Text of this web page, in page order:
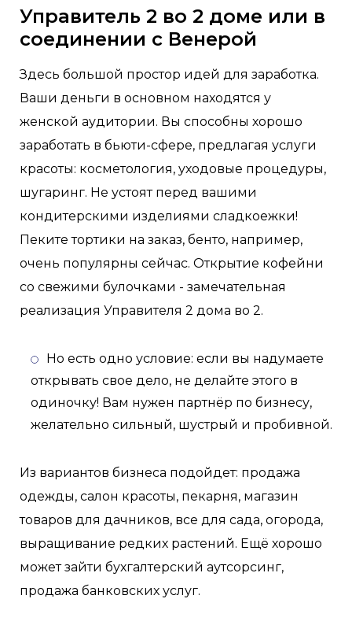
Управитель 2 во 2 доме или в
соединении с Венерой
Здесь большой простор идей для заработка.
Ваши деньги в основном находятся у
женской аудитории. Вы способны хорошо
заработать в бьюти-сфере, предлагая услуги
красоты: косметология, уходовые процедуры,
шугаринг. Не устоят перед вашими
кондитерскими изделиями сладкоежки!
Пеките тортики на заказ, бенто, например,
очень популярны сейчас. Открытие кофейни
со свежими булочками - замечательная
реализация Управителя 2 дома во 2.
Но есть одно условие: если вы надумаете
открывать свое дело, не делайте этого в
одиночку! Вам нужен партнёр по бизнесу,
желательно сильный, шустрый и пробивной.
Из вариантов бизнеса подойдет: продажа
одежды, салон красоты, пекарня, магазин
товаров для дачников, все для сада, огорода,
выращивание редких растений. Ещё хорошо
может зайти бухгалтерский аутсорсинг,
продажа банковских услуг.